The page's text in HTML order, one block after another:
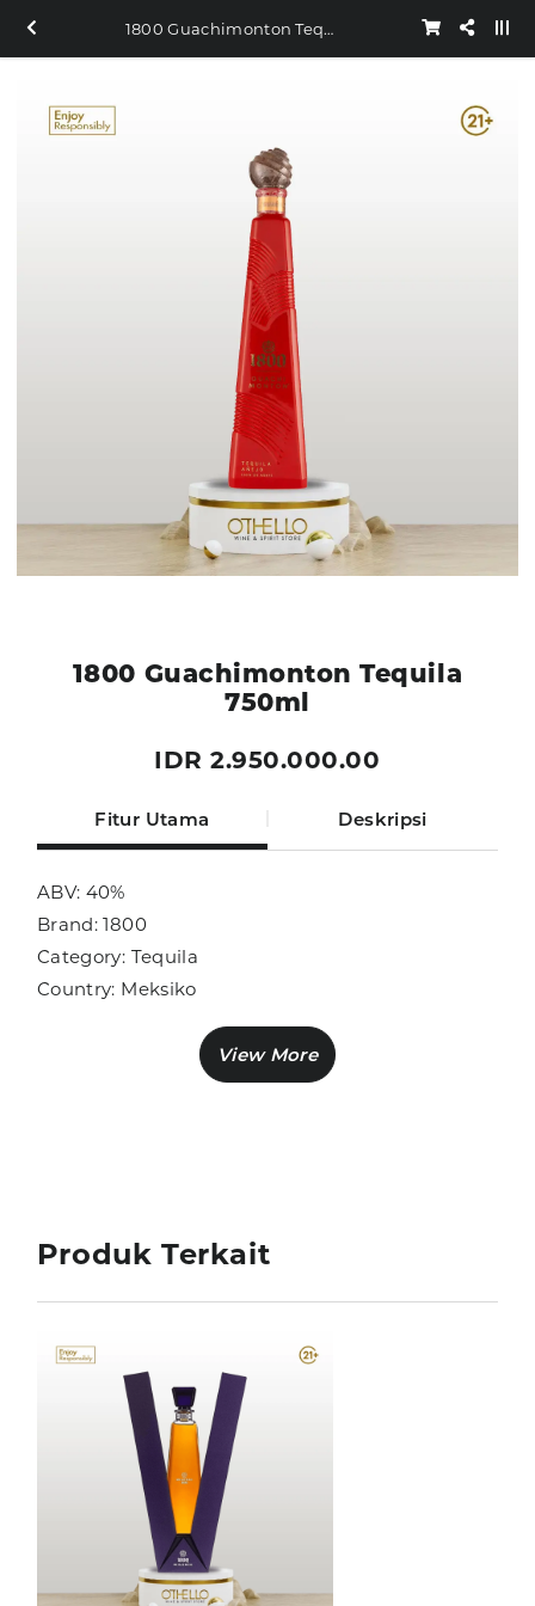
1800 Guachimonton Tequila 750ml
1800 Guachimonton Tequila
750ml
IDR 2.950.000.00
Fitur Utama Deskripsi
ABV: 40%
Brand: 1800
Category: Tequila
Country: Meksiko
Sub Category: Tequila
Produk Terkait